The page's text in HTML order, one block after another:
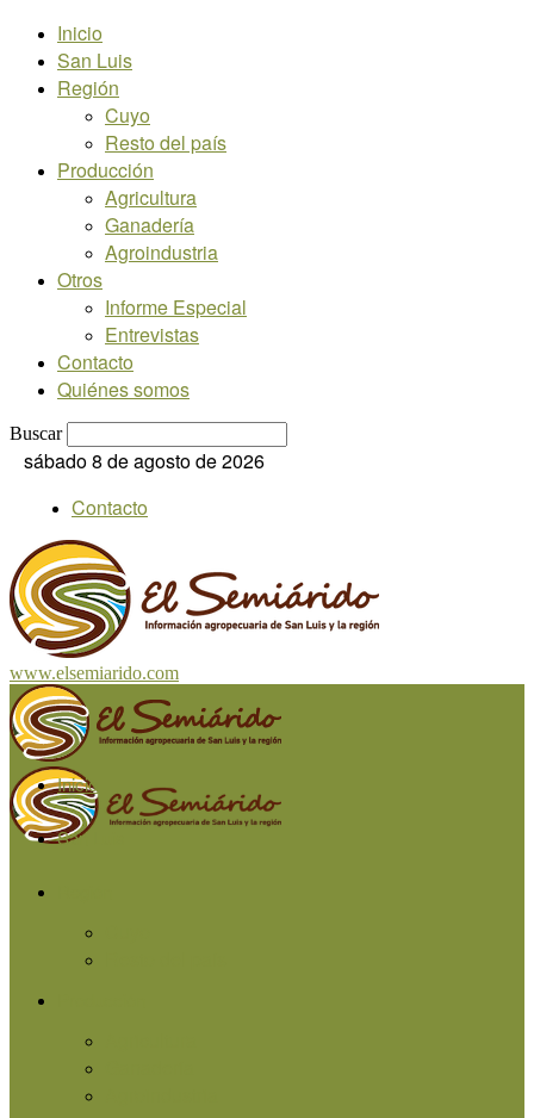
Inicio
San Luis
Región
Cuyo
Resto del país
Producción
Agricultura
Ganadería
Agroindustria
Otros
Informe Especial
Entrevistas
Contacto
Quiénes somos
Buscar
sábado 8 de agosto de 2026
Contacto
www.elsemiarido.com
Inicio
San Luis